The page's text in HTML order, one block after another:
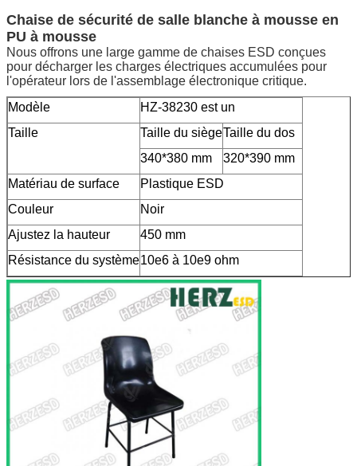
Chaise de sécurité de salle blanche à mousse en
PU à mousse
Nous offrons une large gamme de chaises ESD conçues
pour décharger les charges électriques accumulées pour
l'opérateur lors de l'assemblage électronique critique.
Modèle
HZ-38230 est un
Taille
Taille du siègeTaille du dos
340*380 mm
320*390 mm
Matériau de surface
Plastique ESD
Couleur
Noir
Ajustez la hauteur
450 mm
Résistance du système10e6 à 10e9 ohm